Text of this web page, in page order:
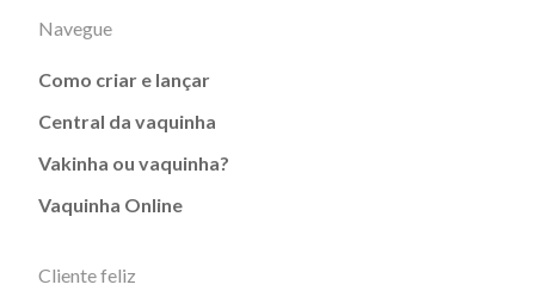
Navegue
Como criar e lançar
Central da vaquinha
Vakinha ou vaquinha?
Vaquinha Online
Cliente feliz